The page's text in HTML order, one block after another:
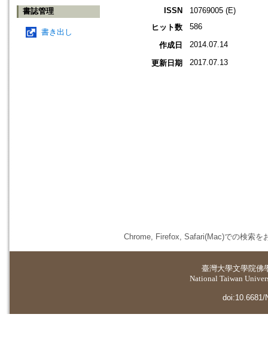
書誌管理
書き出し
ISSN
10769005 (E)
ヒット数
586
作成日 2014.07.14
更新日期 2017.07.13
Chrome, Firefox, Safari(Mac)での検索を
臺灣大學文學院佛
National Taiwan
doi:10.6681/